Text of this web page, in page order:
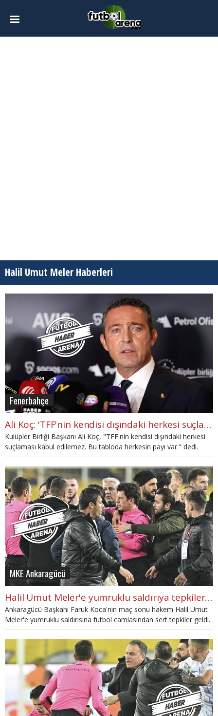
Halil Umut Meler Haberleri
Fenerbahçe
Ali Koç: 'TFF'nin kendisi dışındaki herkesi suçlaması yanlış"
Kulüpler Birliği Başkanı Ali Koç, "TFF'nin kendisi dışındaki herkesi
suçlaması kabul edilemez. Bu tabloda herkesin payı var." dedi.
MKE Ankaragücü
Halil Umut Meler'e yumruklu saldırıya tepkiler: "Kınıyoruz"
Ankaragücü Başkanı Faruk Koca'nın maç sonu hakem Halil Umut
Meler'e yumruklu saldırısına futbol camiasından sert tepkiler geldi.